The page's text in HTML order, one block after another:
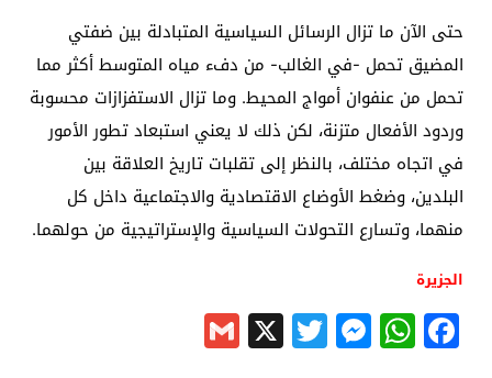
حتى الآن ما تزال الرسائل السياسية المتبادلة بين ضفتي
المضيق تحمل -في الغالب- من دفء مياه المتوسط أكثر مما
تحمل من عنفوان أمواج المحيط. وما تزال الاستفزازات محسوبة
وردود الأفعال متزنة، لكن ذلك لا يعني استبعاد تطور الأمور
في اتجاه مختلف، بالنظر إلى تقلبات تاريخ العلاقة بين
البلدين، وضغط الأوضاع الاقتصادية والاجتماعية داخل كل
منهما، وتسارع التحولات السياسية والإستراتيجية من حولهما.
الجزيرة
Facebook
WhatsApp
Messenger
Twitter
X